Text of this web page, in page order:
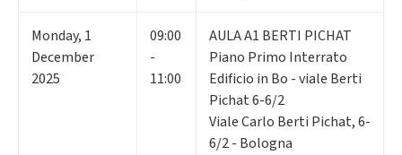
Monday, 1
December
2025
09:00
-
11:00
AULA A1 BERTI PICHAT
Piano Primo Interrato
Edificio in Bo - viale Berti
Pichat 6-6/2
Viale Carlo Berti Pichat, 6-
6/2 - Bologna